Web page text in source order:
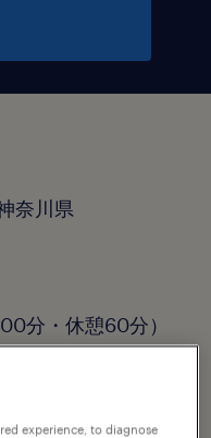
奈川県
分・休憩60分）
experience, to diagnose